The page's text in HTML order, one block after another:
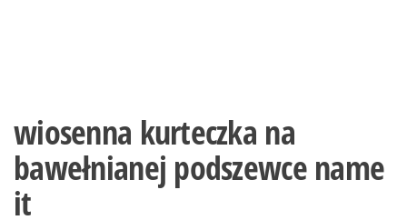
wiosenna kurteczka na
bawełnianej podszewce name
it